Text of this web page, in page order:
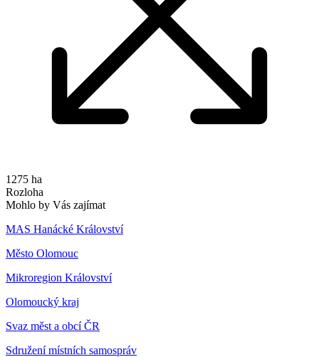
1275 ha
Rozloha
Mohlo by Vás zajímat
MAS Hanácké Království
Město Olomouc
Mikroregion Království
Olomoucký kraj
Svaz měst a obcí ČR
Sdružení místních samospráv